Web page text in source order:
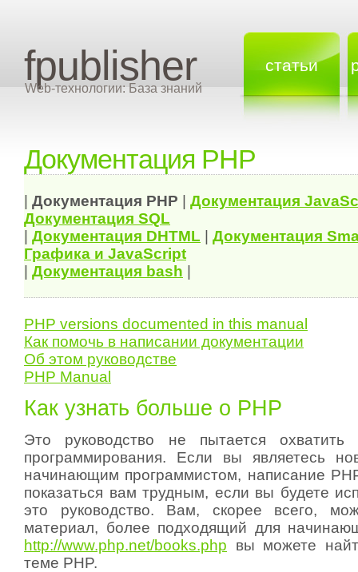
fpublisher
Web-технологии: База знаний
статьи
Документация PHP
Документация PHP Документация
Документация SQL
Документация DHTML
Документация
Графика и JavaScript
Документация bash
PHP versions documented in this manual
Как помочь в написании документации
Об этом руководстве
PHP Manual
Как узнать больше о PHP
Это руководство не пытается
программирования. Если вы являетесь
начинающим программистом, написание
показаться вам трудным, если вы будете
это руководство. Вам, скорее всего,
материал, более подходящий для
http://www.php.net/books.php вы можете
теме PHP.